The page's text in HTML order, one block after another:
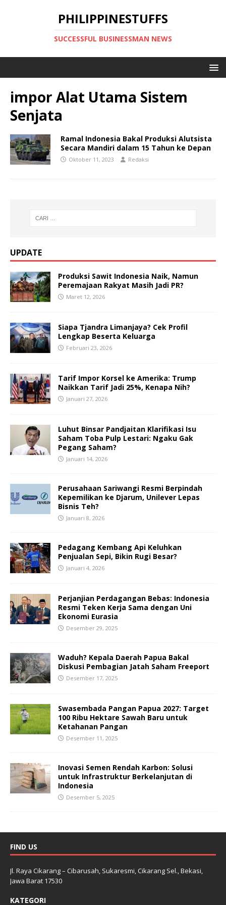
PHILIPPINESTUFFS
SUCCESSFUL BUSINESSMAN NEWS
impor Alat Utama Sistem
Senjata
Ramal Indonesia Bakal Produksi Alutsista
Secara Mandiri dalam 15 Tahun ke Depan
Oktober 11, 2023 Redaksi
UPDATE
Produksi Sawit Indonesia Naik, Namun
Peremajaan Rakyat Masih Jadi PR?
Maret 12, 2026
Siapa Tjandra Limanjaya? Cek Profil
Lengkap Beserta Keluarga
Februari 23, 2026
Tarif Impor Korsel ke Amerika: Trump
Naikkan Tarif Jadi 25%, Kenapa Nih?
Januari 27, 2026
Luhut Binsar Pandjaitan Klarifikasi Isu
Saham Toba Pulp Lestari: Ngaku Gak
Pegang Saham?
Januari 14, 2026
Perusahaan Sariwangi Resmi Berpindah
Kepemilikan ke Djarum, Unilever Lepas
Bisnis Teh?
Januari 8, 2026
Pedagang Kembang Api Keluhkan
Penjualan Sepi, Bikin Rugi Besar?
Januari 4, 2026
Perjanjian Perdagangan Bebas: Indonesia
Resmi Teken Kerja Sama dengan Uni
Ekonomi Eurasia
Desember 29, 2025
Waduh? Kepala Daerah Papua Bakal
Diskusi Pembagian Jatah Saham Freeport
Desember 17, 2025
Swasembada Pangan Papua 2027: Target
100 Ribu Hektare Sawah Baru untuk
Ketahanan Pangan
Desember 11, 2025
Inovasi Semen Rendah Karbon: Solusi
untuk Infrastruktur Berkelanjutan di
Indonesia
Desember 5, 2025
FIND US
Jl. Raya Cikarang – Cibarusah, Sukaresmi, Cikarang Sel., Bekasi,
Jawa Barat 17530
KATEGORI